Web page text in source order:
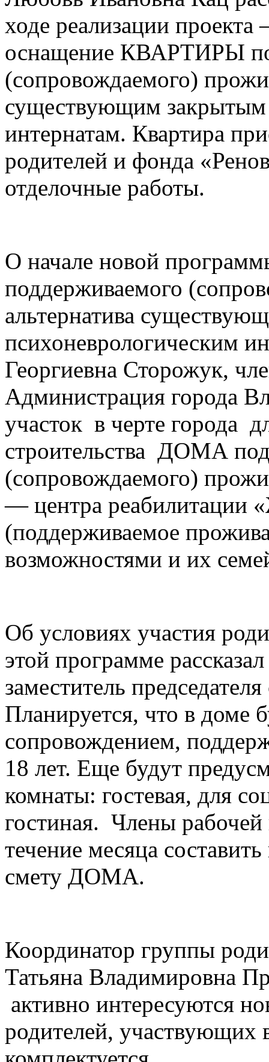
ходе реализации проекта
оснащение КВАРТИРЫ
(сопровождаемого)
существующим закрытым
интернатам. Квартира
родителей и фонда
отделочные работы.
О начале новой
поддерживаемого
альтернатива
психоневрологическим
Георгиевна Сторожук,
Администрация города
участок в черте города
строительства ДОМА
(сопровождаемого)
— центра реабилитации
(поддерживаемое
возможностями и их
Об условиях участия
этой программе
заместитель
Планируется, что в доме
сопровождением,
18 лет. Еще будут
комнаты: гостевая, для
гостиная. Члены
течение месяца
смету ДОМА.
Координатор группы
Татьяна Владимировна
активно интересуются
родителей, участвующих